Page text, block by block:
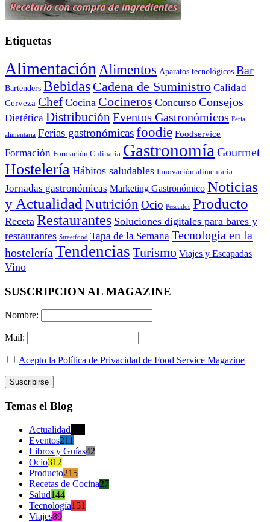
Etiquetas
Alimentación Alimentos Aparatos tecnológicos Bar
Bartenders Bebidas Cadena de Suministro Calidad
Cerveza Chef Cocina Cocineros Concurso Consejos
Dietética Distribución Eventos Gastronómicos Feria
alimentaria Ferias gastronómicasfoodie Foodservice
Formación Formación Culinaria Gastronomía Gourmet
Hostelería Hábitos saludables Innovación alimentaria
Jornadas gastronómicas Marketing Gastronómico Noticias
y Actualidad Nutrición Ocio Pescados Producto
Receta Restaurantes Soluciones digitales para bares y
restaurantes Streetfood Tapa de la Semana Tecnología en la
hostelería Tendencias Turismo Viajes y Escapadas
Vino
SUSCRIPCION AL MAGAZINE
Nombre:
Mail:
Acepto la Política de Privacidad de Food Service Magazine
Temas el Blog
Actualidad
Eventos211
Libros y Guías42
Ocio312
Producto215
Recetas de Cocina27
Salud144
Tecnología151
Viajes89